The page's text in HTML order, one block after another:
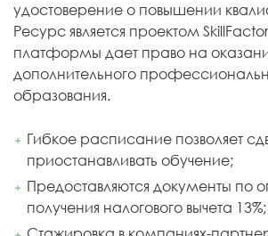
удостоверение о повышении
Ресурс является проектом
платформы дает право на
дополнительного
образования.
Гибкое расписание позволяет
приостанавливать обучение;
Предоставляются документы по
получения налогового вычета 13%;